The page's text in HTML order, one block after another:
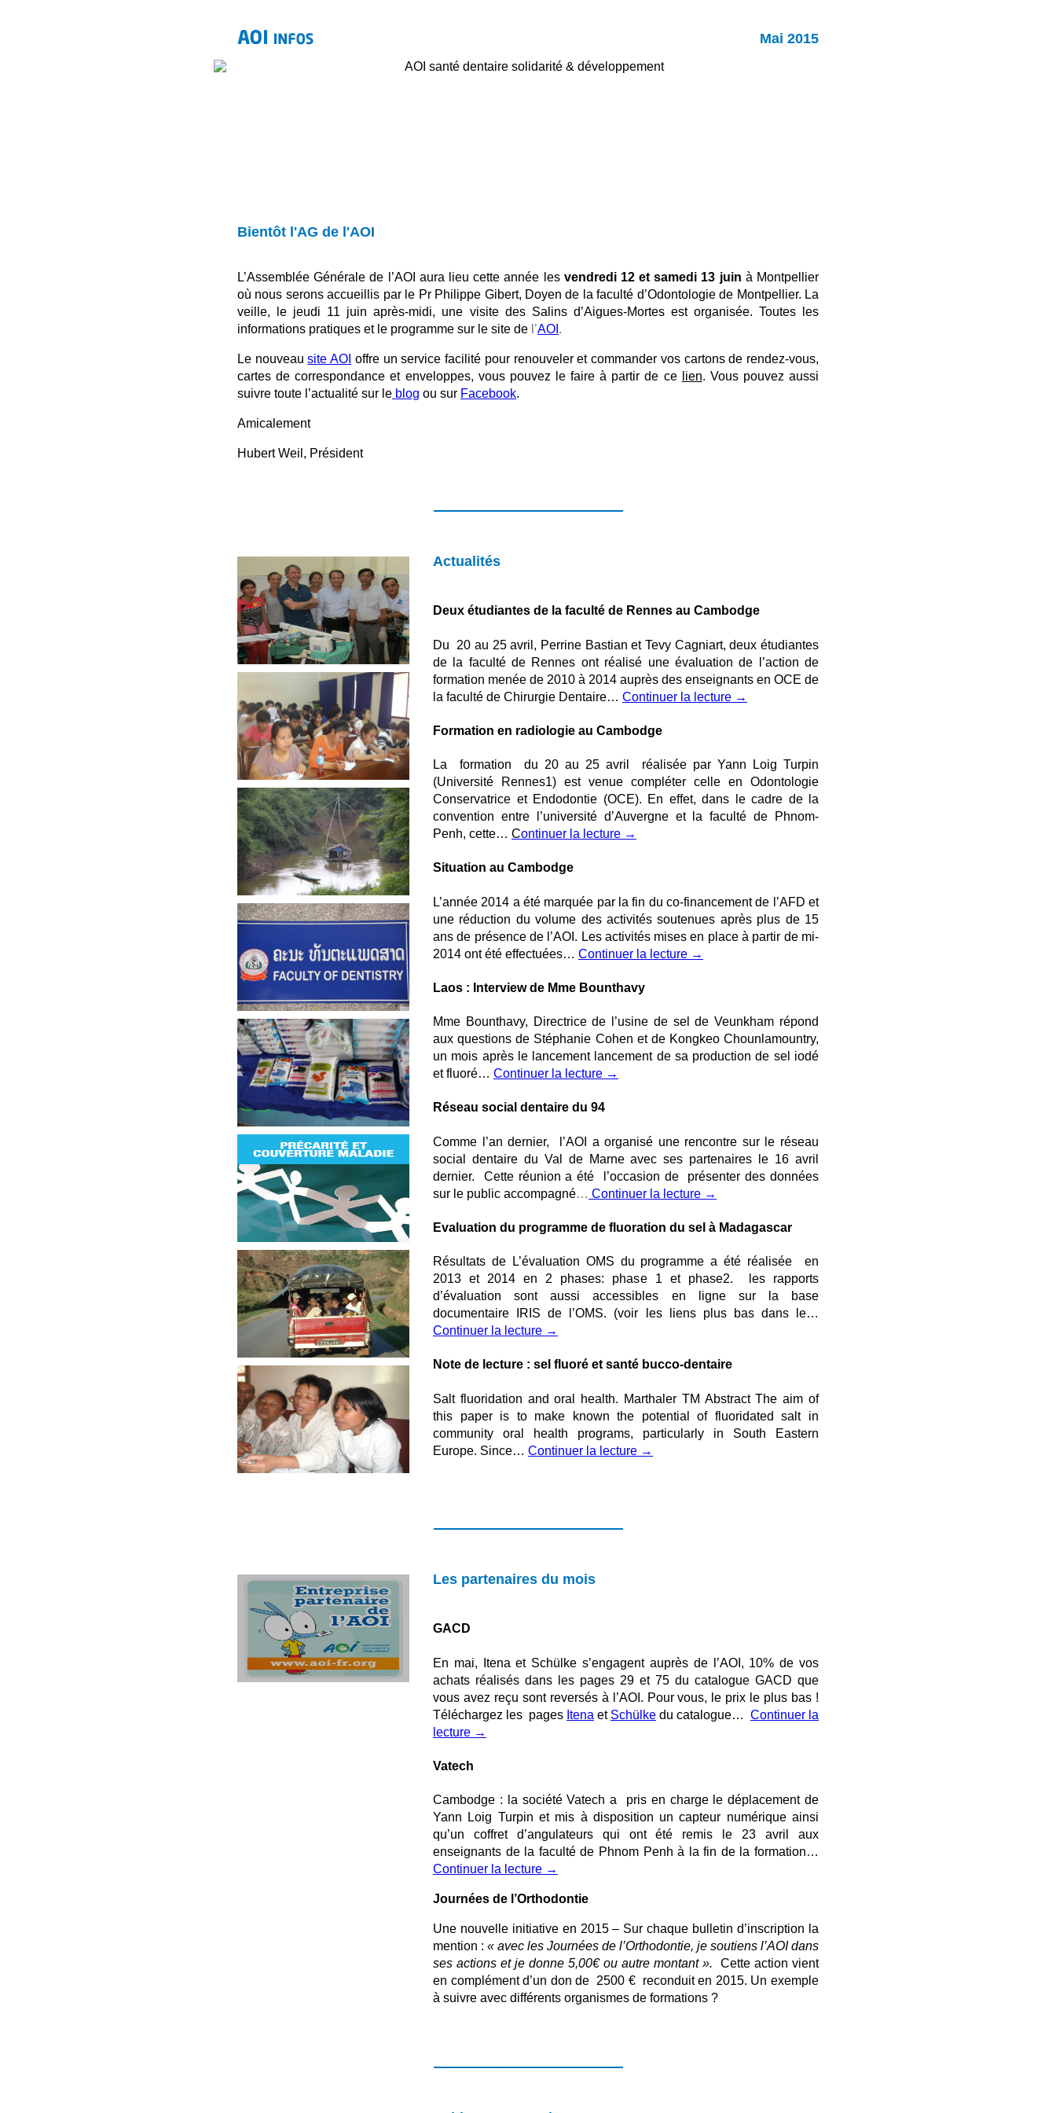
Mai 2015
Bientôt l'AG de l'AOI
L’Assemblée Générale de l’AOI aura lieu cette année les vendredi 12 et samedi 13 juin à Montpellier
où nous serons accueillis par le Pr Philippe Gibert, Doyen de la faculté d’Odontologie de Montpellier. La
veille, le jeudi 11 juin après-midi, une visite des Salins d’Aigues-Mortes est organisée. Toutes les
informations pratiques et le programme sur le site de l’AOI .
Le nouveausite AOI offre un service facilité pour renouveler et commander vos cartons de rendez-vous,
cartes de correspondance et enveloppes, vous pouvez le faire à partir de ce
lien. Vous pouvez aussi
suivre toute l’actualité sur le blog ou sur Facebook.
Amicalement
Hubert Weil, Président
Actualités
Deux étudiantes de la faculté de Rennes au Cambodge
Du 20 au 25 avril, Perrine Bastian et Tevy Cagniart, deux étudiantes
de la faculté de Rennes ont réalisé une évaluation de l’action de
formation menée de 2010 à 2014 auprès des enseignants en OCE de
la faculté de Chirurgie Dentaire… Continuer la lecture →
Formation en radiologie au Cambodge
La formation du 20 au 25 avril réalisée par Yann Loig Turpin
(Université Rennes1) est venue compléter celle en Odontologie
Conservatrice et Endodontie (OCE). En effet, dans le cadre de la
convention entre l’université d’Auvergne et la faculté de Phnom-
Penh, cette… Continuer la lecture →
Situation au Cambodge
L’année 2014 a été marquée par la fin du co-financement de l’AFD et
une réduction du volume des activités soutenues après plus de 15
ans de présence de l’AOI. Les activités mises en place à partir de mi-
2014 ont été effectuées… Continuer la lecture →
Laos : Interview de Mme Bounthavy
Mme Bounthavy, Directrice de l’usine de sel de Veunkham répond
aux questions de Stéphanie Cohen et de Kongkeo Chounlamountry,
un mois après le lancement lancement de sa production de sel iodé
et fluoré… Continuer la lecture →
Réseau social dentaire du 94
Comme l’an dernier, l’AOI a organisé une rencontre sur le réseau
social dentaire du Val de Marne avec ses partenaires le 16 avril
dernier. Cette réunion a été l’occasion de présenter des données
sur le public accompagné… Continuer la lecture →
Evaluation du programme de fluoration du sel à Madagascar
Résultats de L’évaluation OMS du programme a été réalisée en
2013 et 2014 en 2 phases: phase 1 et phase2. les rapports
d’évaluation sont aussi accessibles en ligne sur la base
documentaire IRIS de l’OMS. (voir les liens plus bas dans le…
Continuer la lecture →
Note de lecture : sel fluoré et santé bucco-dentaire
Salt fluoridation and oral health. Marthaler TM Abstract The aim of
this paper is to make known the potential of fluoridated salt in
community oral health programs, particularly in South Eastern
Europe. Since… Continuer la lecture →
Les partenaires du mois
GACD
En mai, Itena et Schülke s’engagent auprès de l’AOI, 10% de vos
achats réalisés dans les pages 29 et 75 du catalogue GACD que
vous avez reçu sont reversés à l’AOI. Pour vous, le prix le plus bas !
Téléchargez les pages Itena et Schülke du catalogue… Continuer la
lecture →
Vatech
Cambodge : la société Vatech a pris en charge le déplacement de
Yann Loig Turpin et mis à disposition un capteur numérique ainsi
qu’un coffret d’angulateurs qui ont été remis le 23 avril aux
enseignants de la faculté de Phnom Penh à la fin de la formation…
Continuer la lecture →
Journées de l’Orthodontie
Une nouvelle initiative en 2015 – Sur chaque bulletin d’inscription la
mention : « avec les Journées de l’Orthodontie, je soutiens l’AOI dans
ses actions et je donne 5,00€ ou autre montant ».
Cette action vient
en complément d’un don de 2500 € reconduit en 2015. Un exemple
à suivre avec différents organismes de formations ?